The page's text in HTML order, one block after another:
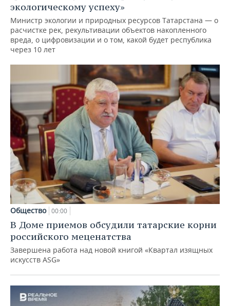
экологическому успеху»
Министр экологии и природных ресурсов Татарстана — о
расчистке рек, рекультивации объектов накопленного
вреда, о цифровизации и о том, какой будет республика
через 10 лет
Общество 00:00
В Доме приемов обсудили татарские корни
российского меценатства
Завершена работа над новой книгой «Квартал изящных
искусств ASG»